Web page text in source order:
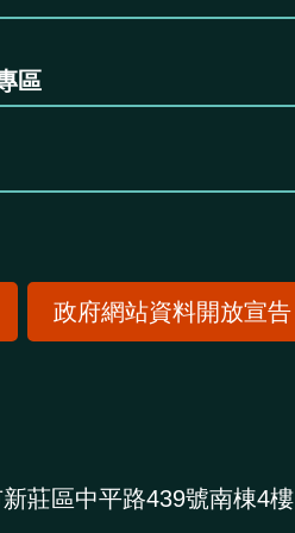
區
政府網站資料開放宣告
莊區中平路439號南棟4樓